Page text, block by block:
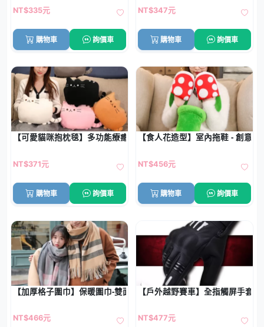
NT$335元
購物車 詢價車
NT$347元
購物車 詢價車
【可愛貓咪抱枕毯】多功能療癒-暖手午睡靠墊
NT$371元
購物車 詢價車
【食人花造型】室內拖鞋 - 創意保
NT$456元
購物車 詢價車
【加厚格子圍巾】保暖圍巾-雙面仿羊絨披肩
NT$466元
【戶外越野賽車】全指觸屏手套 -
NT$477元